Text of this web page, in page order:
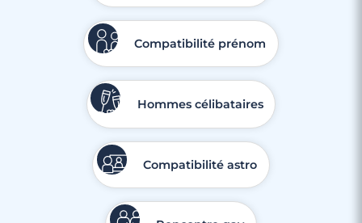
Compatibilité prénom
Hommes célibataires
Compatibilité astro